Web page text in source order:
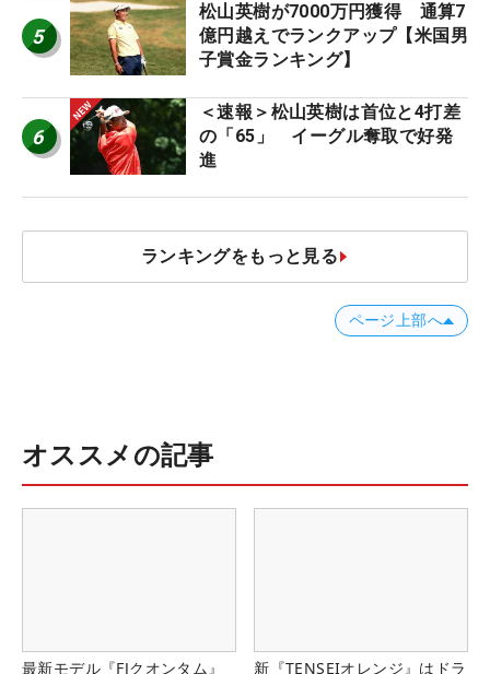
5
松山英樹が7000万円獲得 通算7
億円越えでランクアップ【米国男
子賞金ランキング】
6
＜速報＞松山英樹は首位と4打差
の「65」 イーグル奪取で好発
進
ランキングをもっと見る
ページ上部へ
オススメの記事
最新モデル『FJクオンタム』 新『TENSEIオレンジ』はドラ